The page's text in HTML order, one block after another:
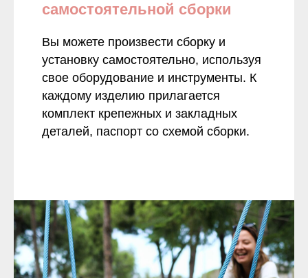
самостоятельной сборки
Вы можете произвести сборку и
установку самостоятельно, используя
свое оборудование и инструменты. К
каждому изделию прилагается
комплект крепежных и закладных
деталей, паспорт со схемой сборки.